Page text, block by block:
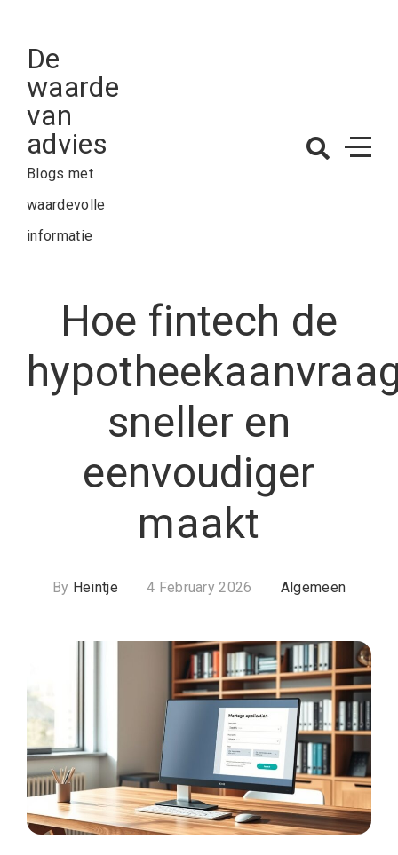
content
De
waarde
van
advies
Blogs met
waardevolle
informatie
Hoe fintech de
sneller en
eenvoudiger
maakt
By Heintje 4 February 2026 Algemeen